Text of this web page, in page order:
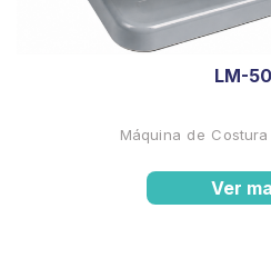
LM-
Máquina de
Ver